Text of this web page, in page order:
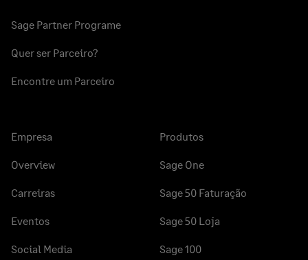
Sage Partner Programe
Quer ser Parceiro?
Encontre um Parceiro
Empresa
Overview
Carreiras
Eventos
Social Media
Produtos
Sage One
Sage 50 Faturação
Sage 50 Loja
Sage 100